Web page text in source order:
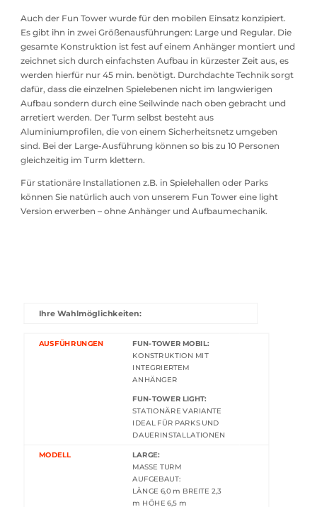
Auch der Fun Tower wurde für den mobilen Einsatz konzipiert.
Es gibt ihn in zwei Größenausführungen: Large und Regular. Die
gesamte Konstruktion ist fest auf einem Anhänger montiert und
zeichnet sich durch einfachsten Aufbau in kürzester Zeit aus, es
werden hierfür nur 45 min. benötigt. Durchdachte Technik sorgt
dafür, dass die einzelnen Spielebenen nicht im langwierigen
Aufbau sondern durch eine Seilwinde nach oben gebracht und
arretiert werden. Der Turm selbst besteht aus
Aluminiumprofilen, die von einem Sicherheitsnetz umgeben
sind. Bei der Large-Ausführung können so bis zu 10 Personen
gleichzeitig im Turm klettern.
Für stationäre Installationen z.B. in Spielehallen oder Parks
können Sie natürlich auch von unserem Fun Tower eine light
Version erwerben – ohne Anhänger und Aufbaumechanik.
Ihre Wahlmöglichkeiten:
AUSFÜHRUNGEN
FUN-TOWER MOBIL:
KONSTRUKTION MIT
INTEGRIERTEM
ANHÄNGER
FUN-TOWER LIGHT:
STATIONÄRE VARIANTE
IDEAL FÜR PARKS UND
DAUERINSTALLATIONEN
MODELL
LARGE:
MASSE TURM
AUFGEBAUT:
LÄNGE 6,0 m BREITE 2,3
m HÖHE 6,5 m